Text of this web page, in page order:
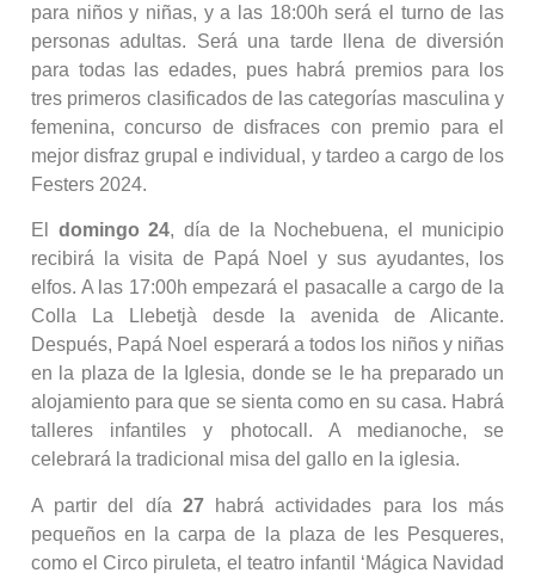
para niños y niñas, y a las 18:00h será el turno de las
personas adultas. Será una tarde llena de diversión
para todas las edades, pues habrá premios para los
tres primeros clasificados de las categorías masculina y
femenina, concurso de disfraces con premio para el
mejor disfraz grupal e individual, y tardeo a cargo de los
Festers 2024.
El domingo 24, día de la Nochebuena, el municipio
recibirá la visita de Papá Noel y sus ayudantes, los
elfos. A las 17:00h empezará el pasacalle a cargo de la
Colla La Llebetjà desde la avenida de Alicante.
Después, Papá Noel esperará a todos los niños y niñas
en la plaza de la Iglesia, donde se le ha preparado un
alojamiento para que se sienta como en su casa. Habrá
talleres infantiles y photocall. A medianoche, se
celebrará la tradicional misa del gallo en la iglesia.
A partir del día 27habrá actividades para los más
pequeños en la carpa de la plaza de les Pesqueres,
como el Circo piruleta, el teatro infantil ‘Mágica Navidad